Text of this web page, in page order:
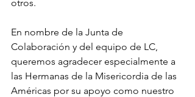
otros.
En nombre de la Junta de
Colaboración y del equipo de LC,
queremos agradecer especialmente a
las Hermanas de la Misericordia de las
Américas por su apoyo como nuestro